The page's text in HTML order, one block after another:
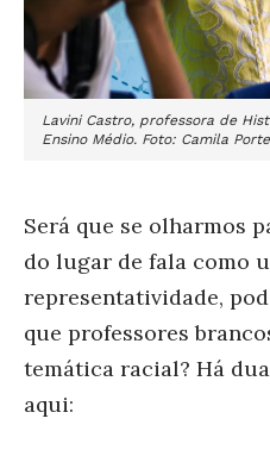
Lavini Castro, professora de
Ensino Médio. Foto: Camila
Será que se olharmos
do lugar de fala como
representatividade,
que professores
temática racial? Há
aqui: